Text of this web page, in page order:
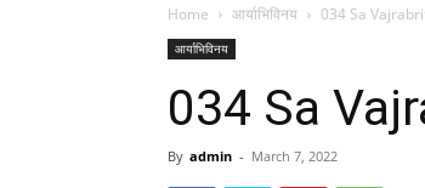
Home आर्याभिविनय 034 Sa
आर्याभिविनय
034 Sa
By admin - March 7, 2022